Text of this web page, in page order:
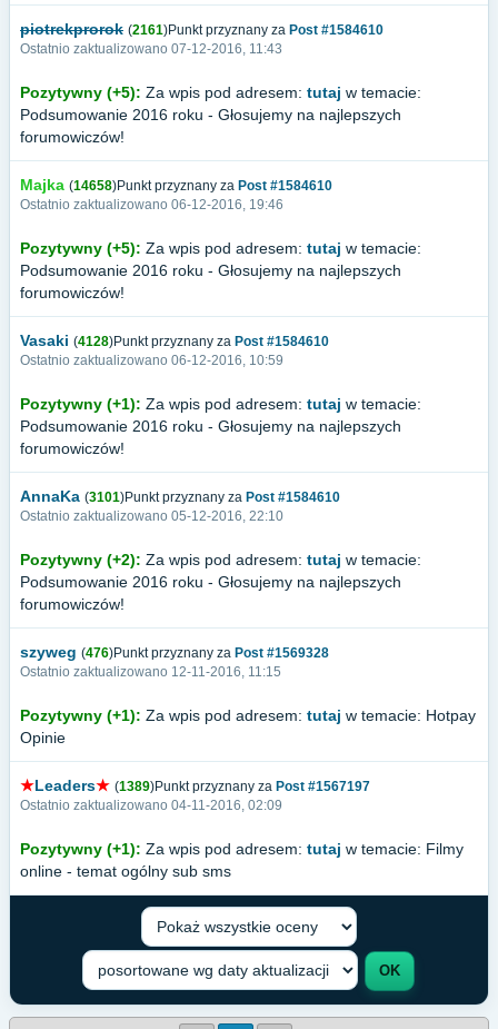
piotrekprorok (2161)Punkt przyznany za Post #1584610
Ostatnio zaktualizowano 07-12-2016, 11:43
Pozytywny (+5): Za wpis pod adresem: tutaj w temacie:
Podsumowanie 2016 roku - Głosujemy na najlepszych
forumowiczów!
Majka (14658)Punkt przyznany za Post #1584610
Ostatnio zaktualizowano 06-12-2016, 19:46
Pozytywny (+5): Za wpis pod adresem: tutaj w temacie:
Podsumowanie 2016 roku - Głosujemy na najlepszych
forumowiczów!
Vasaki (4128)Punkt przyznany za Post #1584610
Ostatnio zaktualizowano 06-12-2016, 10:59
Pozytywny (+1): Za wpis pod adresem: tutaj w temacie:
Podsumowanie 2016 roku - Głosujemy na najlepszych
forumowiczów!
AnnaKa (3101)Punkt przyznany za Post #1584610
Ostatnio zaktualizowano 05-12-2016, 22:10
Pozytywny (+2): Za wpis pod adresem: tutaj w temacie:
Podsumowanie 2016 roku - Głosujemy na najlepszych
forumowiczów!
szyweg (476)Punkt przyznany za Post #1569328
Ostatnio zaktualizowano 12-11-2016, 11:15
Pozytywny (+1): Za wpis pod adresem: tutaj w temacie: Hotpay
Opinie
★Leaders★ (1389)Punkt przyznany za Post #1567197
Ostatnio zaktualizowano 04-11-2016, 02:09
Pozytywny (+1): Za wpis pod adresem: tutaj w temacie: Filmy
online - temat ogólny sub sms